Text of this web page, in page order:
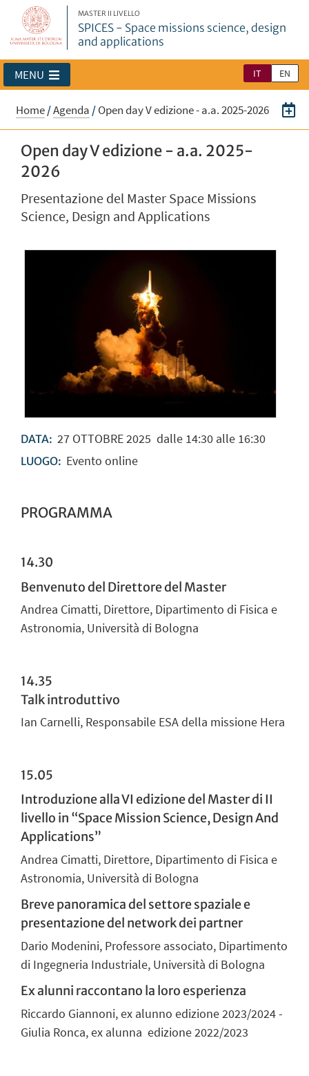
MASTER II LIVELLO
SPICES - Space missions science, design
and applications
IT EN
MENU
Home/Agenda /Open day V edizione - a.a. 2025-2026
Open day V edizione - a.a. 2025-
2026
Presentazione del Master Space Missions
Science, Design and Applications
DATA: 27OTTOBRE2025 dalle 14:30 alle 16:30
LUOGO: Evento online
PROGRAMMA
14.30
Benvenuto del Direttore del Master
Andrea Cimatti, Direttore, Dipartimento di Fisica e
Astronomia, Università di Bologna
14.35
Talk introduttivo
Ian Carnelli, Responsabile ESA della missione Hera
15.05
Introduzione alla VI edizione del Master di II
livello in “Space Mission Science, Design And
Applications”
Andrea Cimatti, Direttore, Dipartimento di Fisica e
Astronomia, Università di Bologna
Breve panoramica del settore spaziale e
presentazione del network dei partner
Dario Modenini, Professore associato, Dipartimento
di Ingegneria Industriale, Università di Bologna
Ex alunni raccontano la loro esperienza
Riccardo Giannoni, ex alunno edizione 2023/2024 -
Giulia Ronca, ex alunna edizione 2022/2023